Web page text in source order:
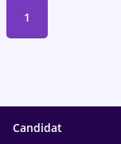
1
Candidat